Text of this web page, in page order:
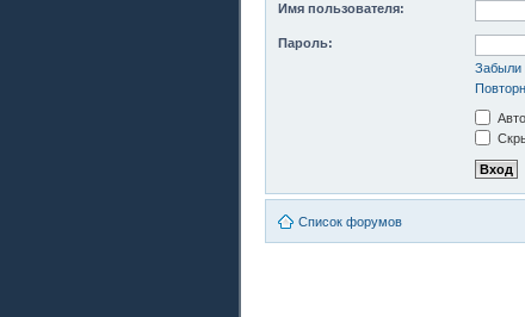
Имя пользователя:
Пароль:
Забыли
Список форумов